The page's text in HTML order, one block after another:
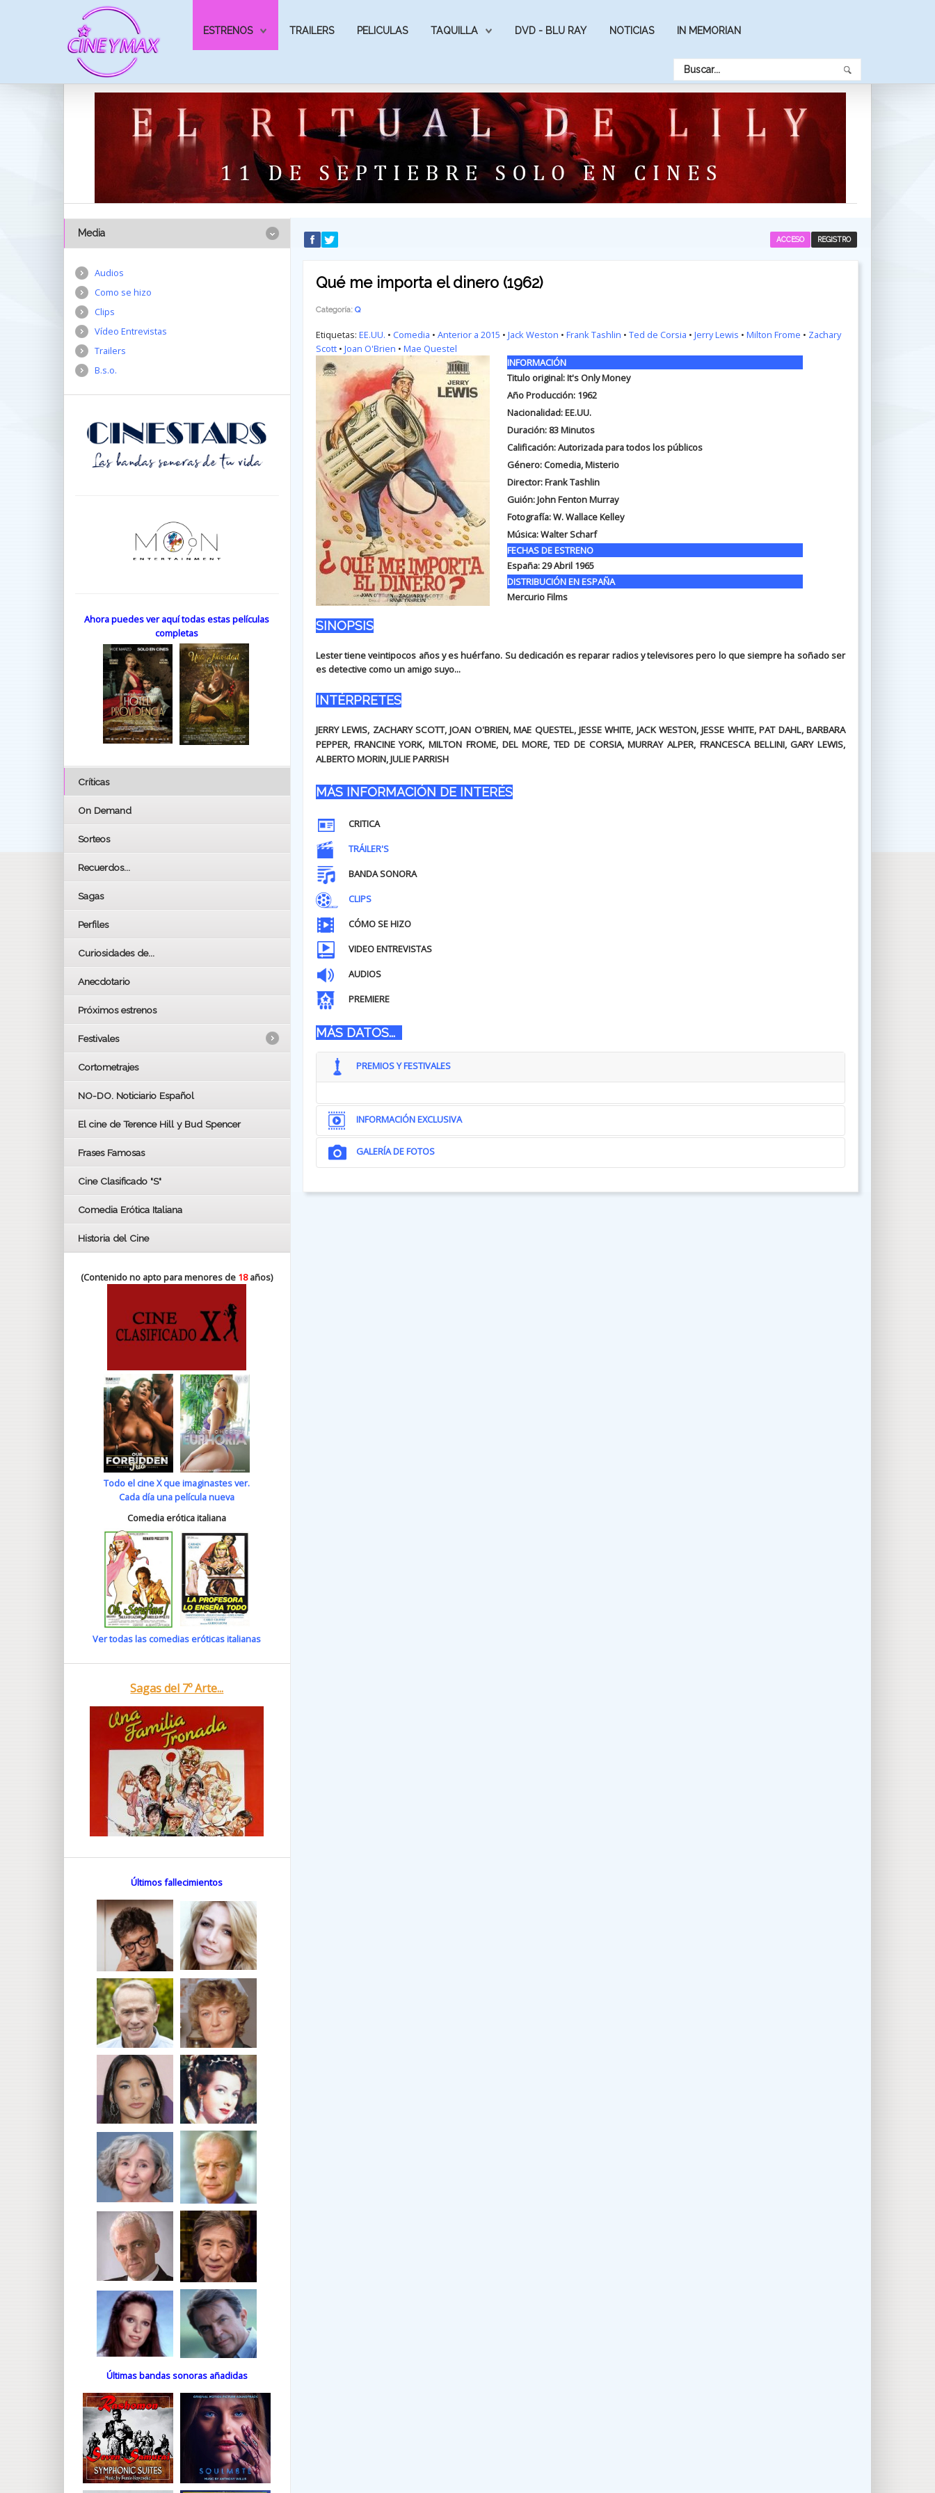
ESTRENOS TRAILERS PELICULAS TAQUILLA DVD - BLU RAY NOTICIAS IN MEMORIAN
REGISTRO
ACCESO
Qué me importa el dinero (1962)
Categoría: Q
Etiquetas: EE.UU. • Comedia • Anterior a 2015 • Jack Weston • Frank Tashlin • Ted de Corsia • Jerry Lewis • Milton Frome • Zachary
Scott• Joan O'Brien • Mae Questel
INFORMACIÓN
Titulo original: It's Only Money
Año Producción: 1962
Nacionalidad: EE.UU.
Duración: 83Minutos
Calificación: Autorizada para todos los públicos
Género: Comedia, Misterio
Director: Frank Tashlin
Guión: John Fenton Murray
Fotografía: W. Wallace Kelley
Música: Walter Scharf
FECHAS DE ESTRENO
España: 29 Abril 1965
DISTRIBUCIÓN EN ESPAÑA
Mercurio Films
SINOPSIS
Lester tiene veintipocos años y es huérfano. Su dedicación es reparar radios y televisores pero lo que siempre ha soñado ser
es detective como un amigo suyo...
INTÉRPRETES
JERRY LEWIS, ZACHARY SCOTT, JOAN O'BRIEN, MAE QUESTEL, JESSE WHITE, JACK WESTON, JESSE WHITE, PAT DAHL, BARBARA
PEPPER, FRANCINE YORK, MILTON FROME, DEL MORE, TED DE CORSIA, MURRAY ALPER, FRANCESCA BELLINI, GARY LEWIS,
ALBERTO MORIN, JULIE PARRISH
MÁS INFORMACIÓN DE INTERÉS
CRITICA
TRÁILER'S
BANDA SONORA
CLIPS
CÓMO SE HIZO
VIDEO ENTREVISTAS
AUDIOS
PREMIERE
MÁS DATOS...
PREMIOS Y FESTIVALES
INFORMACIÓN EXCLUSIVA
GALERÍA DE FOTOS
Media
Audios
Como se hizo
Clips
Vídeo Entrevistas
Trailers
B.s.o.
Ahora puedes ver aquí todas estas películas
completas
Críticas
On Demand
Sorteos
Recuerdos...
Sagas
Perfiles
Curiosidades de...
Anecdotario
Próximos estrenos
Festivales
LOS OSCARS
BAFTA
Cortometrajes
NO-DO. Noticiario Español
El cine de Terence Hill y Bud Spencer
Frases Famosas
Cine Clasificado "S"
Comedia Erótica Italiana
Historia del Cine
(Contenido no apto para menores de 18años)
Todo el cine X que imaginastes ver.
Cada día una película nueva
Comedia erótica italiana
Ver todas las comedias eróticas italianas
Sagas del 7º Arte...
Últimos fallecimientos
Últimas bandas sonoras añadidas